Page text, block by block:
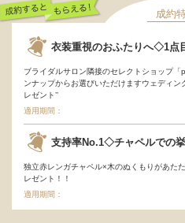
成約
衣装重視のおふたりへ◇1点
ブライダルサロン隣接のセレクトショップ
ンナップからお選びいただけますウェディン
レゼント’’
適用期間：
支持率No.1◇チャペルでの挙
独立赤レンガチャペル×木のぬくもりがあた
レゼント！！
適用期間：